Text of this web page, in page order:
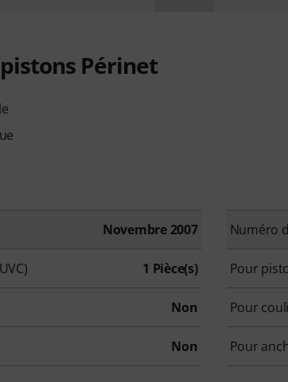
Périnet
Novembre 2007 Numéro
1 Pièce(s) Pour
Non Pour
Non Pour